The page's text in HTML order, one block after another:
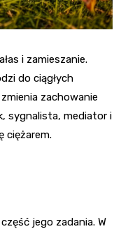
i zamieszanie.
do ciągłych
zachowanie
sygnalista, mediator i
ciężarem.
jego zadania. W